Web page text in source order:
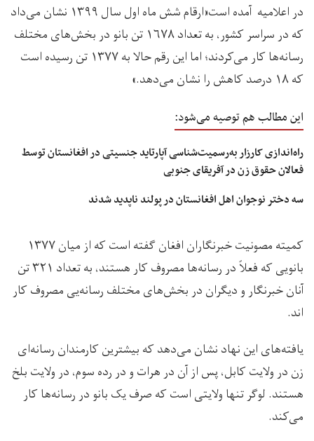
در اعلامیه آمده است«ارقام شش ماه اول سال ۱۳۹۹ نشان می‌داد
که در سراسر کشور، به تعداد ۱۶۷۸ تن بانو در بخش‌های مختلف
رسانه‌ها کار می‌کردند؛ اما این رقم حالا به ۱۳۷۷ تن رسیده است
که ۱۸ درصد کاهش را نشان می‌دهد.»
این مطالب هم توصیه می‌شود:
راه‌اندازی کارزار به‌رسمیت‌شناسی آپارتاید جنسیتی در افغانستان توسط
فعالان حقوق زن در آفریقای جنوبی
سه دختر نوجوان اهل افغانستان در پولند ناپدید شدند
کمیته مصونیت خبرنگاران افغان گفته است که از میان ۱۳۷۷
بانویی که فعلاً در رسانه‌ها مصروف کار هستند، به تعداد ۳۲۱ تن
آنان خبرنگار و دیگران در بخش‌های مختلف رسانه‌یی مصروف کار
اند.
یافته‌های این نهاد نشان می‌دهد که بیشترین کارمندان رسانه‌ای
زن در ولایت کابل، پس از آن در هرات و در رده سوم، در ولایت بلخ
هستند. لوگر تنها ولایتی است که صرف یک بانو در رسانه‌ها کار
می‌کند.